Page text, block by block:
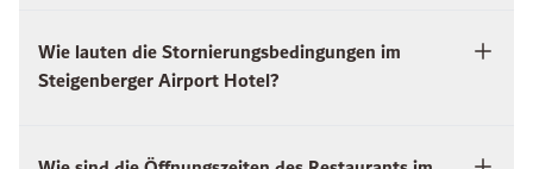
Wie lauten die Stornierungsbedingungen im
Steigenberger Airport Hotel?